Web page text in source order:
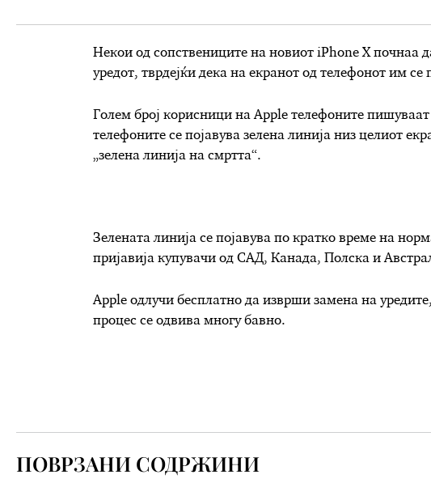
Некои од сопствениците на новиот iPhone X почнаа
уредот, тврдејќи дека на екранот од телефонот им се
Голем број корисници на Apple телефоните
телефоните се појавува зелена линија низ целиот
„зелена линија на смртта“.
Зелената линија се појавува по кратко време на
пријавија купувачи од САД, Канада, Полска и
Apple одлучи бесплатно да изврши замена на
процес се одвива многу бавно.
ПОВРЗАНИ СОДРЖИНИ